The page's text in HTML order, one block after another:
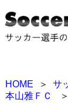
HOME ＞ サ
本山雅ＦＣ
＞